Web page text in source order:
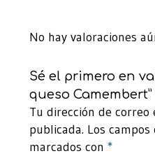
No hay valoraciones
Sé el primero en
queso Camembert”
Tu dirección de correo
publicada. Los
marcados con *